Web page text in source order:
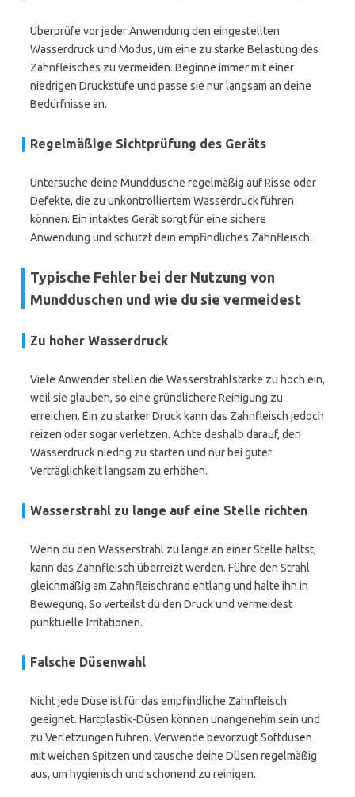
Überprüfe vor jeder Anwendung den eingestellten
Wasserdruck und Modus, um eine zu starke Belastung des
Zahnfleisches zu vermeiden. Beginne immer mit einer
niedrigen Druckstufe und passe sie nur langsam an deine
Bedürfnisse an.
Regelmäßige Sichtprüfung des Geräts
Untersuche deine Munddusche regelmäßig auf Risse oder
Defekte, die zu unkontrolliertem Wasserdruck führen
können. Ein intaktes Gerät sorgt für eine sichere
Anwendung und schützt dein empfindliches Zahnfleisch.
Typische Fehler bei der Nutzung von
Mundduschen und wie du sie vermeidest
Zu hoher Wasserdruck
Viele Anwender stellen die Wasserstrahlstärke zu hoch ein,
weil sie glauben, so eine gründlichere Reinigung zu
erreichen. Ein zu starker Druck kann das Zahnfleisch jedoch
reizen oder sogar verletzen. Achte deshalb darauf, den
Wasserdruck niedrig zu starten und nur bei guter
Verträglichkeit langsam zu erhöhen.
Wasserstrahl zu lange auf eine Stelle richten
Wenn du den Wasserstrahl zu lange an einer Stelle hältst,
kann das Zahnfleisch überreizt werden. Führe den Strahl
gleichmäßig am Zahnfleischrand entlang und halte ihn in
Bewegung. So verteilst du den Druck und vermeidest
punktuelle Irritationen.
Falsche Düsenwahl
Nicht jede Düse ist für das empfindliche Zahnfleisch
geeignet. Hartplastik-Düsen können unangenehm sein und
zu Verletzungen führen. Verwende bevorzugt Softdüsen
mit weichen Spitzen und tausche deine Düsen regelmäßig
aus, um hygienisch und schonend zu reinigen.